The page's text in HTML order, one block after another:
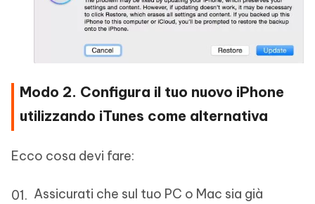
Modo 2. Configura il tuo nuovo iPhone
utilizzando iTunes come alternativa
Ecco cosa devi fare:
Assicurati che sul tuo PC o Mac sia già